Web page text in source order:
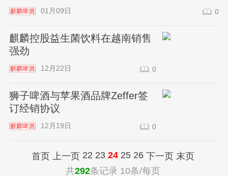
麒麟啤酒 01月09日 0
麒麟控股益生菌饮料在越南销售
强劲
麒麟啤酒 12月22日 0
狮子啤酒与苹果酒品牌Zeffer签
订经销协议
麒麟啤酒 12月19日 0
首页 上一页 22 23 24 25 26 下一页 末页
共292条记录 10条/每页